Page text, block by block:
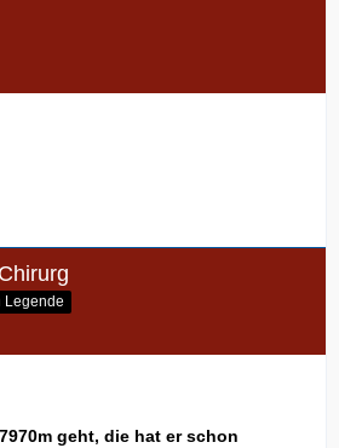
Legende
geht, die hat er schon